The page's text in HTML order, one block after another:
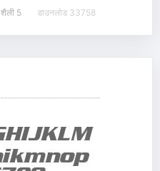
शैली 5 डाउनलोड 33758